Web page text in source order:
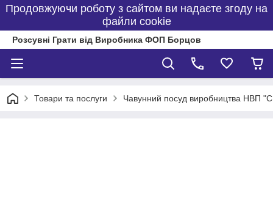
Продовжуючи роботу з сайтом ви надаєте згоду на
файли cookie
Розсувні Грати від Виробника ФОП Борцов
Товари та послуги Чавунний посуд виробництва НВП